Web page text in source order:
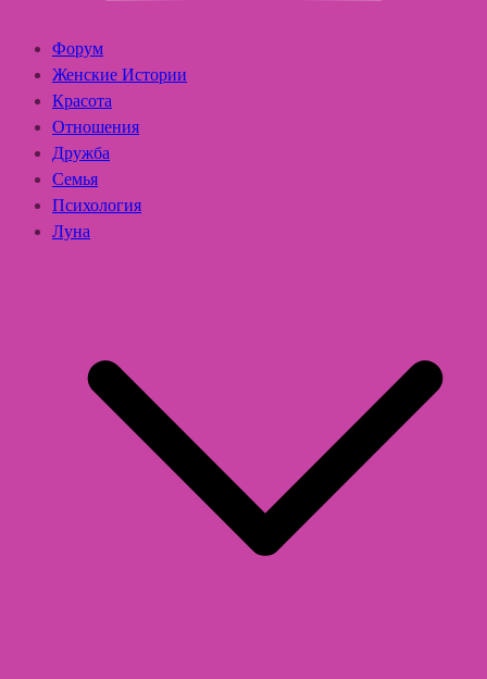
Форум
Женские Истории
Красота
Отношения
Дружба
Семья
Психология
Луна